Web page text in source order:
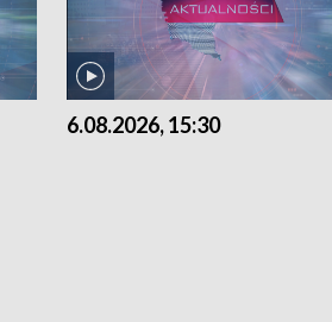
6.08.2026, 15:30